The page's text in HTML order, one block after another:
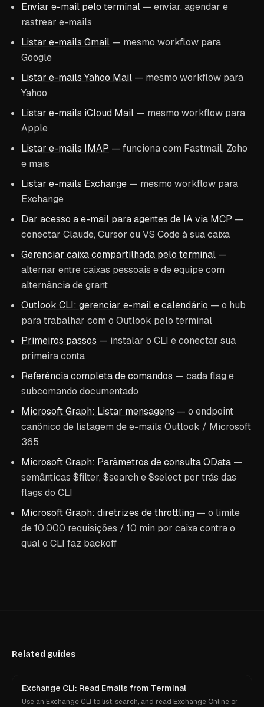
Enviar e-mail pelo terminal — enviar, agendar e
rastrear e-mails
Listar e-mails Gmail — mesmo workflow para
Google
Listar e-mails Yahoo Mail — mesmo workflow para
Yahoo
Listar e-mails iCloud Mail — mesmo workflow para
Apple
Listar e-mails IMAP — funciona com Fastmail, Zoho
e mais
Listar e-mails Exchange — mesmo workflow para
Exchange
Dar acesso a e-mail para agentes de IA via MCP —
conectar Claude, Cursor ou VS Code à sua caixa
Gerenciar caixa compartilhada pelo terminal —
alternar entre caixas pessoais e de equipe com
alternância de grant
Outlook CLI: gerenciar e-mail e calendário — o hub
para trabalhar com o Outlook pelo terminal
Primeiros passos — instalar o CLI e conectar sua
primeira conta
Referência completa de comandos — cada flag e
subcomando documentado
Microsoft Graph: Listar mensagens — o endpoint
canônico de listagem de e-mails Outlook / Microsoft
365
Microsoft Graph: Parâmetros de consulta OData —
semânticas $filter, $search e $select por trás das
flags do CLI
Microsoft Graph: diretrizes de throttling — o limite
de 10.000 requisições / 10 min por caixa contra o
qual o CLI faz backoff
Related guides
Exchange CLI: Read Emails from Terminal
Use an Exchange CLI to list, search, and read Exchange Online or